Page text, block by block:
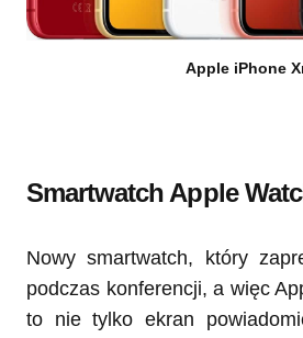
Apple iPhone
Smartwatch Apple
Nowy smartwatch, który
podczas konferencji, a więc
to nie tylko ekran